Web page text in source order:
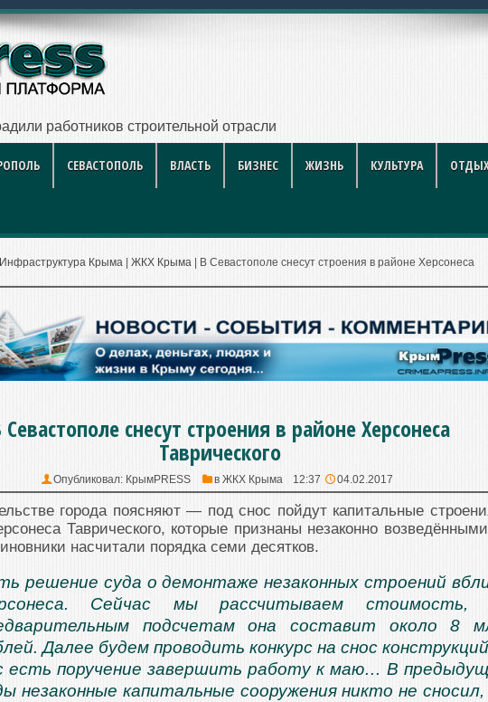
работников строительной отрасли
СЕВАСТОПОЛЬ ВЛАСТЬ БИЗНЕС ЖИЗНЬ КУЛЬТУРА
Инфраструктура Крыма ЖКХ Крыма
В Севастополе снесут строения в районе Херсонеса
Севастополе снесут строения в районе Херсонеса
Таврического
Опубликовал: КрымPRESS в ЖКХ Крыма 12:37 04.02.2017
города поясняют — под снос пойдут капитальные
Таврического, которые признаны незаконно
насчитали порядка семи десятков.
решение суда о демонтаже незаконных строений
Сейчас мы рассчитываем стоимость,
подсчетам она составит около 8
Далее будем проводить конкурс на снос
есть поручение завершить работу к маю… В
незаконные капитальные сооружения никто не сносил,